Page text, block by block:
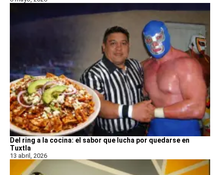
Del ring a la cocina: el sabor que lucha por quedarse en
Tuxtla
13 abril, 2026